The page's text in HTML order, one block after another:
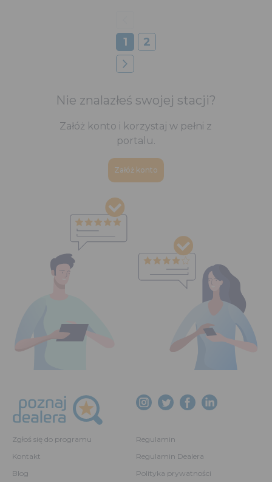
1 2
Nie znalazłeś swojej stacji?
Załóż konto i korzystaj w pełni z
portalu.
Załóż konto
Zgłoś się do programu
Kontakt
Blog
Regulamin
Regulamin Dealera
Polityka prywatności